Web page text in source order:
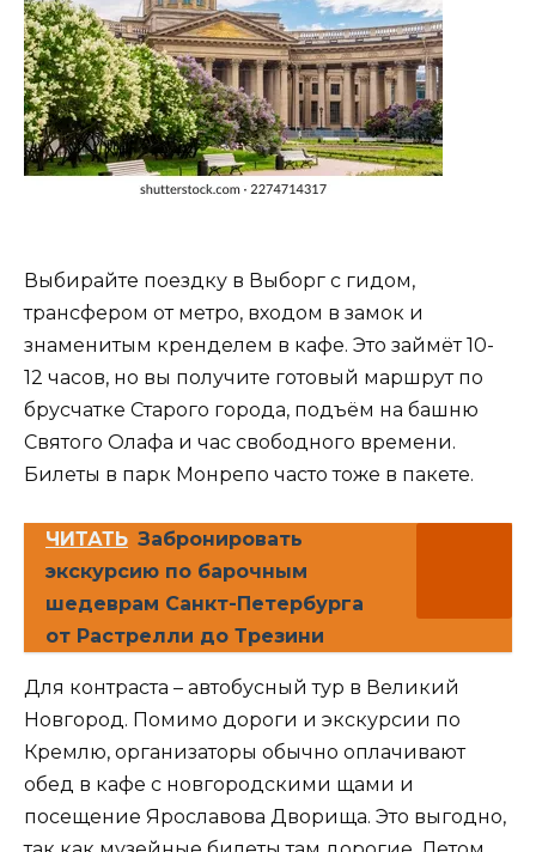
Выбирайте поездку в Выборг с гидом,
трансфером от метро, входом в замок и
знаменитым кренделем в кафе. Это займёт 10-
12 часов, но вы получите готовый маршрут по
брусчатке Старого города, подъём на башню
Святого Олафа и час свободного времени.
Билеты в парк Монрепо часто тоже в пакете.
ЧИТАТЬ Забронировать
экскурсию по барочным
шедеврам Санкт-Петербурга
от Растрелли до Трезини
Для контраста – автобусный тур в Великий
Новгород. Помимо дороги и экскурсии по
Кремлю, организаторы обычно оплачивают
обед в кафе с новгородскими щами и
посещение Ярославова Дворища. Это выгодно,